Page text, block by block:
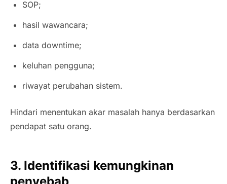
SOP;
hasil wawancara;
data downtime;
keluhan pengguna;
riwayat perubahan sistem.
Hindari menentukan akar masalah hanya berdasarkan
pendapat satu orang.
3. Identifikasi kemungkinan